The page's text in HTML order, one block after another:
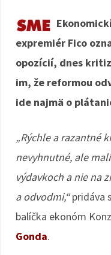
expremiér Fico
opozícií, dnes
im, že reformou
ide najmä o
„Rýchle a razantné
nevyhnutné, ale
výdavkoch a nie na
a odvodmi,“pridáva
balíčka ekonóm
Gonda.